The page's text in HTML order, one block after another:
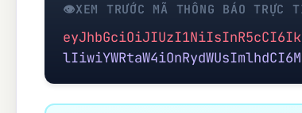
👁XEM TRƯỚC MÃ THÔNG BÁO TRỰC